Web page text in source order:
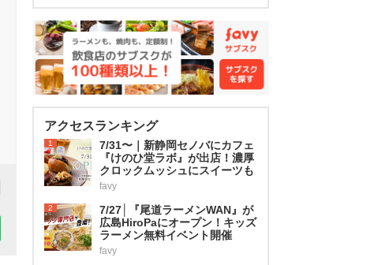
アクセスランキング
1
7/31〜｜新静岡セノバにカフェ
『けのひ堂ラボ』が出店！濃厚
クロックムッシュにスイーツも
favy
2
7/27│『尾道ラーメンWAN』が
広島HiroPaにオープン！キッズ
ラーメン無料イベント開催
favy